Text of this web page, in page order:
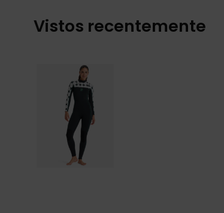
Vistos recentemente